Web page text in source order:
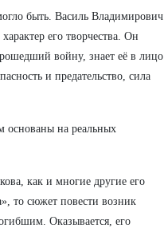
быть. Василь Владимирович
его творчества. Он
войну, знает её в лицо
и предательство, сила
основаны на реальных
как и многие другие его
то сюжет повести возник
Оказывается, его